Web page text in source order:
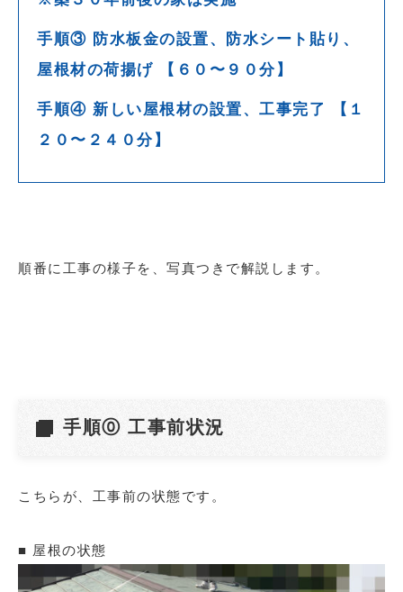
手順③ 防水板金の設置、防水シート貼り、
屋根材の荷揚げ 【６０〜９０分】
手順④ 新しい屋根材の設置、工事完了 【１
２０〜２４０分】
順番に工事の様子を、写真つきで解説します。
手順⓪ 工事前状況
こちらが、工事前の状態です。
■ 屋根の状態